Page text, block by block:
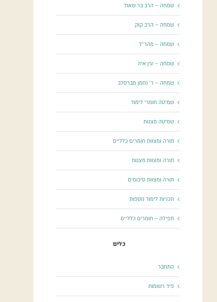
שמחה – הרב בר שאול
שמחה – הרב קוק
שמחה – מהר"ל
שמחה – עין איה
שמחה – ר' נחמן מברסלב
שמיטה חומרי לימוד
שמיטה מצגות
תורה ומצוות חומרים כלליים
תורה ומצוות מצגות
תורה ומצוות סיכומים
תכניות לימוד נוספות
תפילה – חומרים כלליים
כלים
התחבר
פיד רשומות